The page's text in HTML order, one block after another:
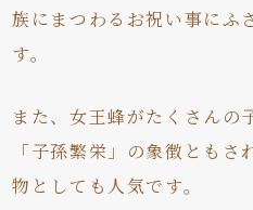
族にまつわるお祝い事にふ
す。
また、女王蜂がたくさんの
「子孫繁栄」の象徴とも
物としても人気です。